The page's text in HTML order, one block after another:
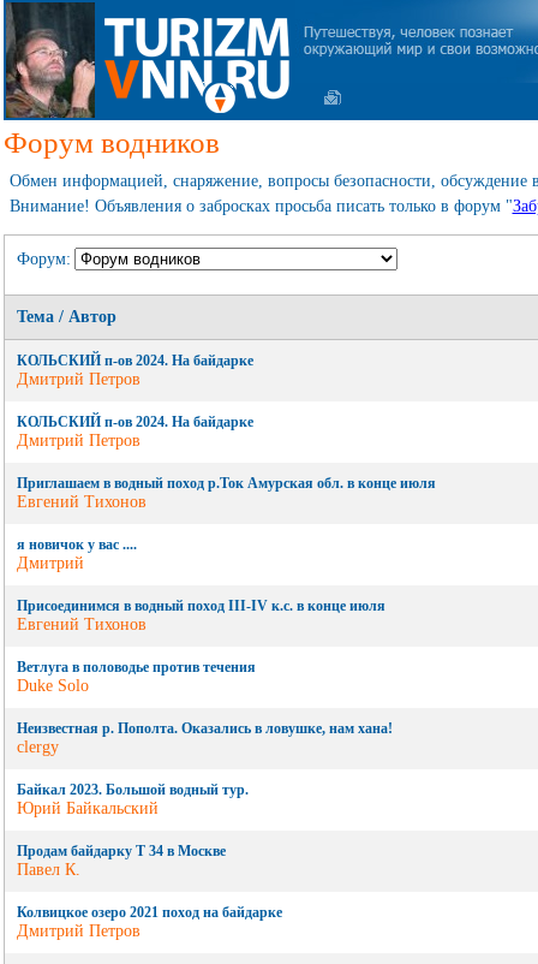
Форум водников
Обмен информацией, снаряжение, вопросы безопасности,
Внимание! Объявления о забросках просьба писать только в форум "
Форум:
Тема / Автор
КОЛЬСКИЙ п-ов 2024. На байдарке
Дмитрий Петров
КОЛЬСКИЙ п-ов 2024. На байдарке
Дмитрий Петров
Приглашаем в водный поход р.Ток Амурская обл. в конце июля
Евгений Тихонов
я новичок у вас ....
Дмитрий
Присоединимся в водный поход III-IV к.с. в конце июля
Евгений Тихонов
Ветлуга в половодье против течения
Duke Solo
Неизвестная р. Пополта. Оказались в ловушке, нам хана!
clergy
Байкал 2023. Большой водный тур.
Юрий Байкальский
Продам байдарку Т 34 в Москве
Павел К.
Колвицкое озеро 2021 поход на байдарке
Дмитрий Петров